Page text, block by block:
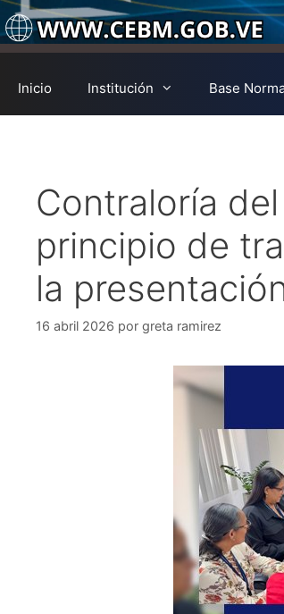
Inicio Institución Base
Contraloría
principio de
la
16 abril 2026 por greta ramirez